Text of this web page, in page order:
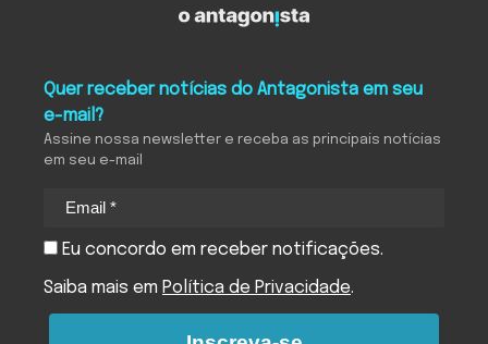
Quer receber notícias do Antagonista em seu
e-mail?
Assine nossa newsletter e receba as principais notícias
em seu e-mail
Eu concordo em receber notificações.
Saiba mais em Política de Privacidade.